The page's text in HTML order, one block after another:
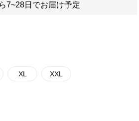
7~28日でお届け予定
XL XXL